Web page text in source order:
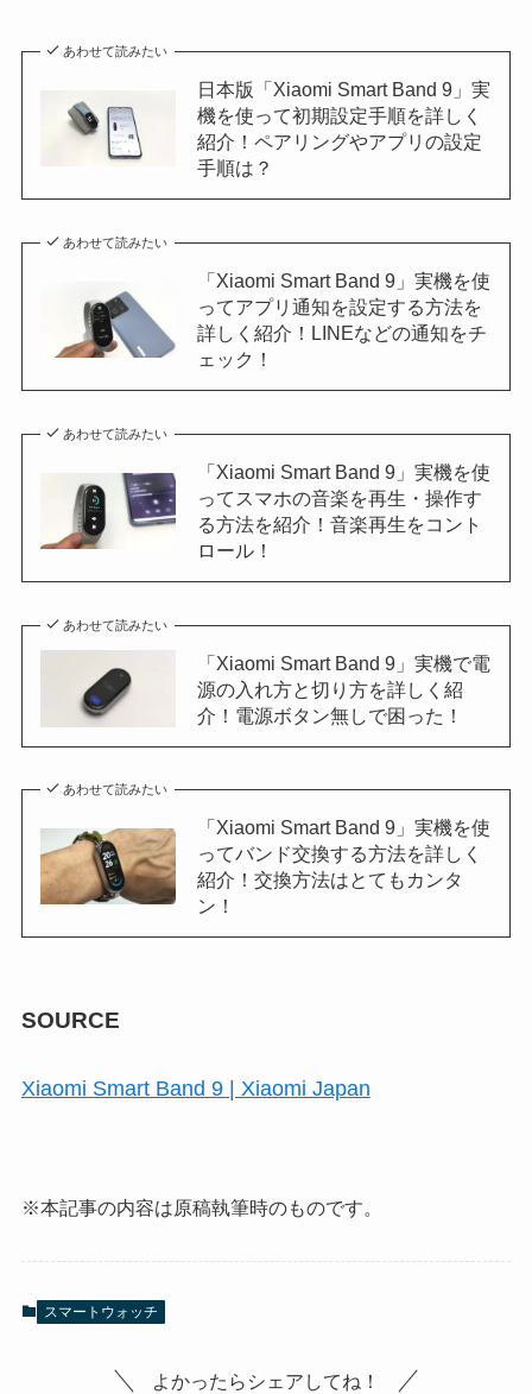
あわせて読みたい
日本版「Xiaomi Smart Band 9」実
機を使って初期設定手順を詳しく
紹介！ペアリングやアプリの設定
手順は？
あわせて読みたい
「Xiaomi Smart Band 9」実機を使
ってアプリ通知を設定する方法を
詳しく紹介！LINEなどの通知をチ
ェック！
あわせて読みたい
「Xiaomi Smart Band 9」実機を使
ってスマホの音楽を再生・操作す
る方法を紹介！音楽再生をコント
ロール！
あわせて読みたい
「Xiaomi Smart Band 9」実機で電
源の入れ方と切り方を詳しく紹
介！電源ボタン無しで困った！
あわせて読みたい
「Xiaomi Smart Band 9」実機を使
ってバンド交換する方法を詳しく
紹介！交換方法はとてもカンタ
ン！
SOURCE
Xiaomi Smart Band 9 | Xiaomi Japan
※本記事の内容は原稿執筆時のものです。
スマートウォッチ
よかったらシェアしてね！